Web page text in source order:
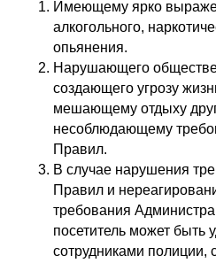
Имеющему ярко
алкогольного,
опьянения.
Нарушающего
создающего угрозу
мешающему отдыху
несоблюдающему
Правил.
В случае нарушения
Правил и
требования
посетитель может быть
сотрудниками полиции,